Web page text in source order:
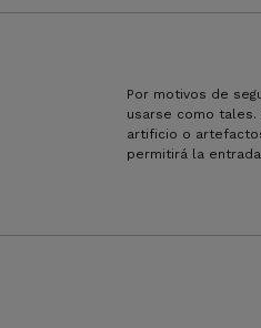
Por motivos de
usarse como
artificio o
permitirá la